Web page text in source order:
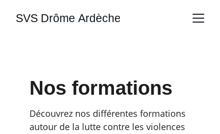
SVS Drôme Ardèche
Nos formations
Découvrez nos différentes formations
autour de la lutte contre les violences